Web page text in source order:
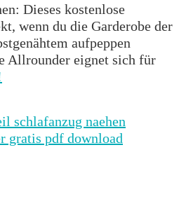
Dieses kostenlose
wenn du die Garderobe der
aufpeppen
Allrounder eignet sich für